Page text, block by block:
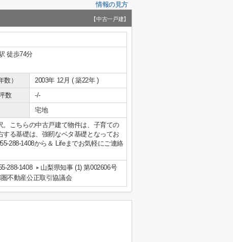
情報の見方
【中古一戸建】
徒歩74分
数）
2003年 12月 ( 築22年 )
数
-/-
宅地
こちらの中古戸建て物件は、子育ての
る基礎は、強靭なベタ基礎となってお
288-1408から＆ Lifeまでお気軽にご連絡
288-1408
山梨県知事 (1) 第002606号
不動産公正取引協議会